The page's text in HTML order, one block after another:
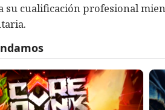
su cualificación profesional